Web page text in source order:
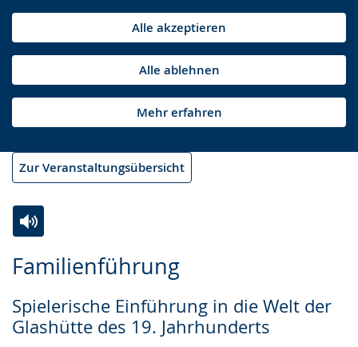
Alle akzeptieren
Alle ablehnen
Mehr erfahren
Zur Veranstaltungsübersicht
Familienführung
Spielerische Einführung in die Welt der
Glashütte des 19. Jahrhunderts
Leichten
wechseln.
Audio-
Video
Deutscher